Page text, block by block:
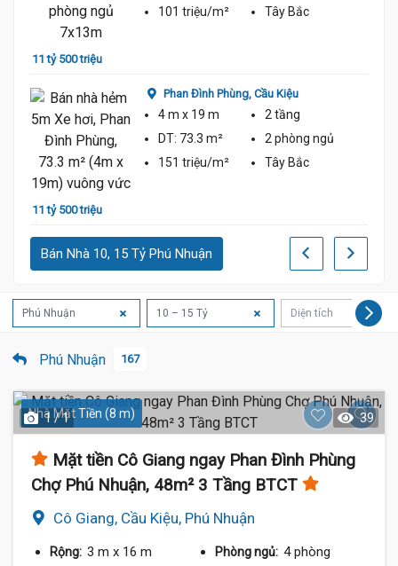
11 tỷ 500 triệu
101 triệu/m²
Tây Bắc
11 tỷ 500 triệu
Phan Đình Phùng, Cầu Kiệu
4 m x 19 m
2 tầng
DT: 73.3 m² 2 phòng ngủ
151 triệu/m²
Tây Bắc
Bán Nhà 10, 15 Tỷ Phú Nhuận
Phú Nhuận 10 – 15 Tỷ Diện tích
Phú Nhuận 167
Nhà Mặt Tiền (8 m)
1 / 1 39
Mặt tiền Cô Giang ngay Phan Đình Phùng
Chợ Phú Nhuận, 48m² 3 Tầng BTCT
Cô Giang, Cầu Kiệu, Phú Nhuận
Rộng: 3 m x 16 m Phòng ngủ: 4 phòng